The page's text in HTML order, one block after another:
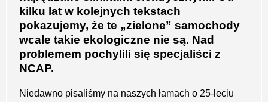
kilku lat w kolejnych tekstach
pokazujemy, że te „zielone” samochody
wcale takie ekologiczne nie są. Nad
problemem pochylili się specjaliści z
NCAP.
Niedawno pisaliśmy na naszych łamach o 25-leciu